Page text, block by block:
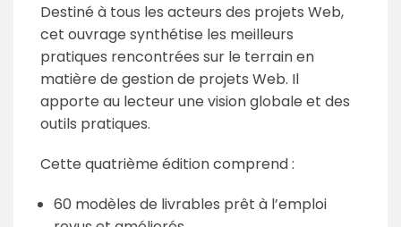
Destiné à tous les acteurs des projets Web,
cet ouvrage synthétise les meilleurs
pratiques rencontrées sur le terrain en
matière de gestion de projets Web. Il
apporte au lecteur une vision globale et des
outils pratiques.
Cette quatrième édition comprend :
60 modèles de livrables prêt à l’emploi